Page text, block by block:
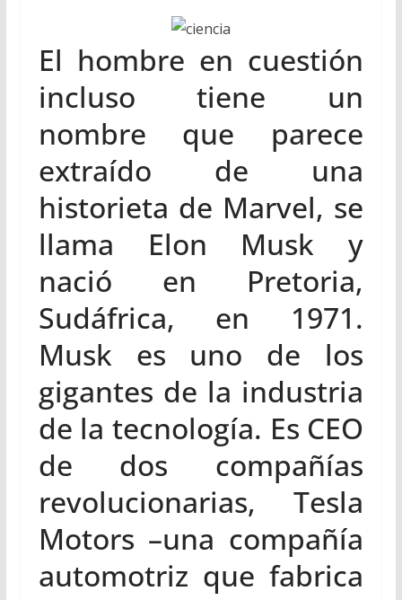
El hombre en cuestión
incluso tiene un
nombre que parece
extraído de una
historieta de Marvel, se
llama Elon Musk y
nació en Pretoria,
Sudáfrica, en 1971.
Musk es uno de los
gigantes de la industria
de la tecnología. Es CEO
de dos compañías
revolucionarias, Tesla
Motors –una compañía
automotriz que fabrica